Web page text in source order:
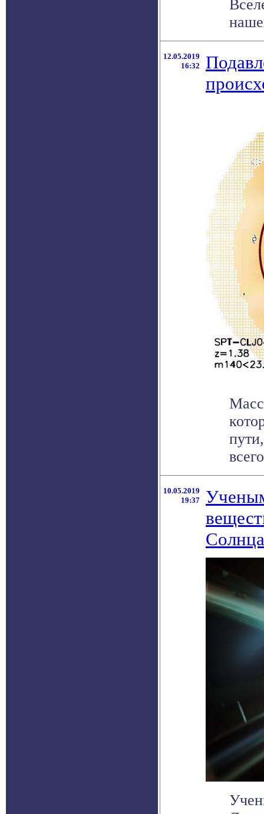
12.05.2019
16:32
10.05.2019
19:37
Солнца